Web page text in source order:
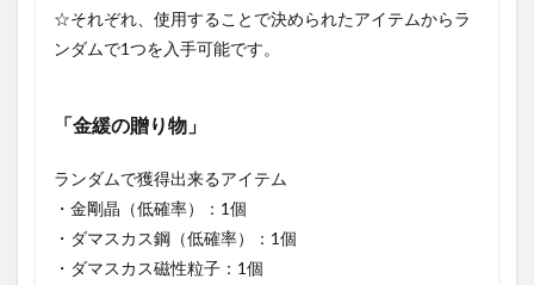
☆それぞれ、使用することで決められたアイテムからラ
ンダムで1つを入手可能です。
「金緩の贈り物」
ランダムで獲得出来るアイテム
・金剛晶（低確率）：1個
・ダマスカス鋼（低確率）：1個
・ダマスカス磁性粒子：1個